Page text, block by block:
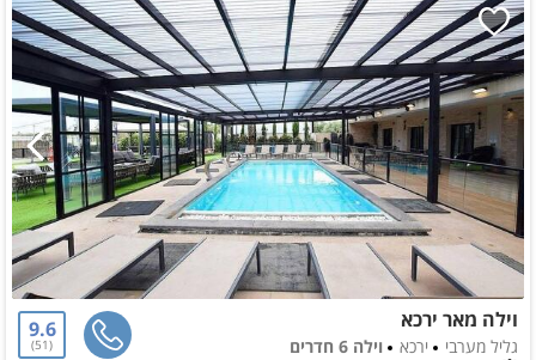
וילה מאר ירכא
גליל מערבי ירכא
וילה 6 חדרים
9.6
51